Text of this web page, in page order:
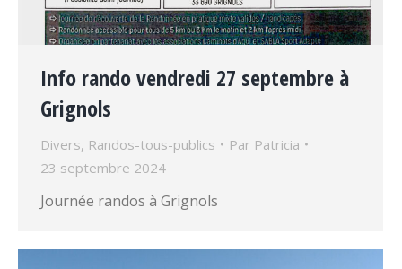
Info rando vendredi 27 septembre à
Grignols
Divers, Randos-tous-publics Par Patricia
23 septembre 2024
Journée randos à Grignols